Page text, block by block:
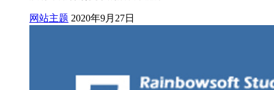
网站主题 2020年9月27日